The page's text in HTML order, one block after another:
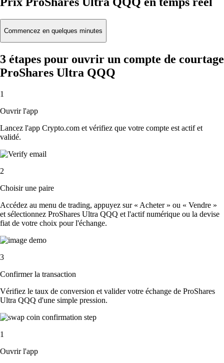
Commencez en quelques minutes
3 étapes pour ouvrir un compte de courtage
ProShares Ultra QQQ
1
Ouvrir l'app
Lancez l'app Crypto.com et vérifiez que votre compte est actif et
validé.
2
Choisir une paire
Accédez au menu de trading, appuyez sur « Acheter » ou « Vendre »
et sélectionnez ProShares Ultra QQQ et l'actif numérique ou la devise
fiat de votre choix pour l'échange.
3
Confirmer la transaction
Vérifiez le taux de conversion et valider votre échange de ProShares
Ultra QQQ d'une simple pression.
1
Ouvrir l'app